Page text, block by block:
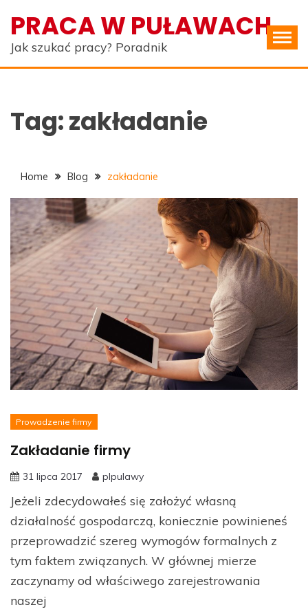
content
PRACA W PUŁAWACH
Jak szukać pracy? Poradnik
Tag:zakładanie
Home Blog zakładanie
Prowadzenie firmy
Zakładanie firmy
31 lipca 2017 plpulawy
Jeżeli zdecydowałeś się założyć własną
działalność gospodarczą, koniecznie powinieneś
przeprowadzić szereg wymogów formalnych z
tym faktem związanych. W głównej mierze
zaczynamy od właściwego zarejestrowania
naszej